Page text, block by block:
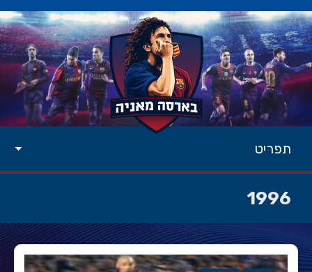
תפריט
1996